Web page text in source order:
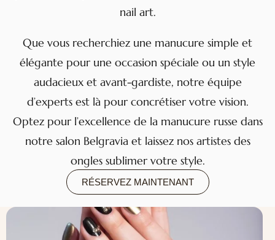
nail art.
Que vous recherchiez une manucure simple et
élégante pour une occasion spéciale ou un style
audacieux et avant-gardiste, notre équipe
d’experts est là pour concrétiser votre vision.
Optez pour l’excellence de la manucure russe dans
notre salon Belgravia et laissez nos artistes des
ongles sublimer votre style.
RÉSERVEZ MAINTENANT